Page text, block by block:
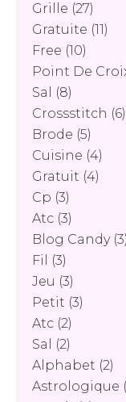
Grille (27)
Gratuite (11)
Free (10)
Point De
Sal
(8)
Crossstitch (6)
Brode (5)
Cuisine (4)
Gratuit (4)
Cp (3)
Atc (3)
Blog Candy(3)
Fil
(3)
Jeu (3)
Petit (3)
Atc (2)
Sal
(2)
Alphabet (2)
Astrologique